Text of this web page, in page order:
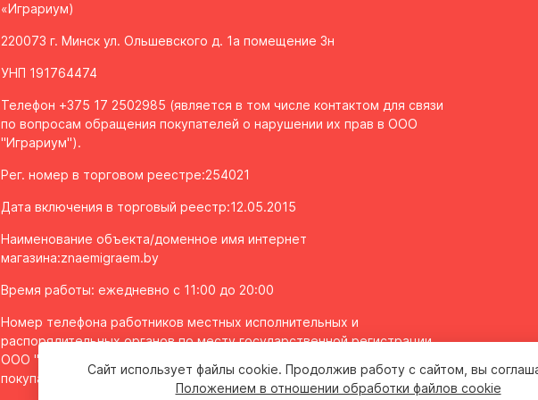
«Играриум)
220073 г. Минск ул. Ольшевского д. 1а помещение 3н
УНП 191764474
Телефон +375 17 2502985 (является в том числе контактом для связи
по вопросам обращения покупателей о нарушении их прав в ООО
"Играриум").
Рег. номер в торговом реестре:254021
Дата включения в торговый реестр:12.05.2015
Наименование объекта/доменное имя интернет
магазина:znaemigraem.by
Время работы: ежедневно с 11:00 до 20:00
Номер телефона работников местных исполнительных и
распорядительных органов по месту государственной регистрации
ООО "Играриум", уполномоченных рассматривать обращения
покупателей - 8 017 2043106
Сайт использует файлы cookie. Продолжив работу с сайтом, вы
Положением в отношении обработки файлов cookie